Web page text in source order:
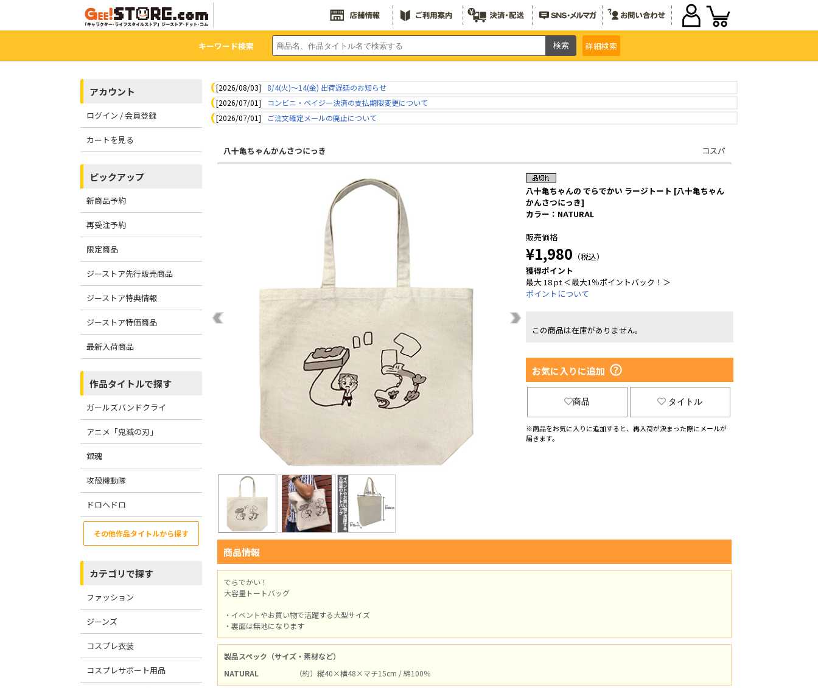
キーワード検索 詳細検索
アカウント
ログイン / 会員登録
カートを見る
ピックアップ
新商品予約
再受注予約
限定商品
ジーストア先行販売商品
ジーストア特典情報
ジーストア特価商品
最新入荷商品
作品タイトルで探す
ガールズバンドクライ
アニメ「鬼滅の刃」
銀魂
攻殻機動隊
ドロヘドロ
その他作品タイトルから探す
カテゴリで探す
ファッション
ジーンズ
コスプレ衣装
コスプレサポート用品
[2026/08/03]
8/4(火)～14(金) 出荷遅延のお知らせ
[2026/07/01]
コンビニ・ペイジー決済の支払期限変更について
[2026/07/01]
ご注文確定メールの廃止について
八十亀ちゃんかんさつにっき コスパ
八十亀ちゃんの でらでかい ラージトート [八十亀ちゃん
かんさつにっき]
カラー：NATURAL
販売価格
¥1,980 （税込）
獲得ポイント
最大 18 pt ＜最大1％ポイントバック！＞
ポイントについて
この商品は在庫がありません。
お気に入りに追加
商品 タイトル
※商品をお気に入りに追加すると、再入荷が決まった際にメールが
届きます。
商品情報
でらでかい！
大容量トートバッグ
・イベントやお買い物で活躍する大型サイズ
・裏面は無地になります
製品スペック（サイズ・素材など）
NATURAL
（約）縦40×横48×マチ15cm / 綿100％